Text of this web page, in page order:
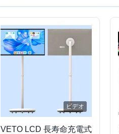
ビデオ
VETO LCD 長寿命充電式